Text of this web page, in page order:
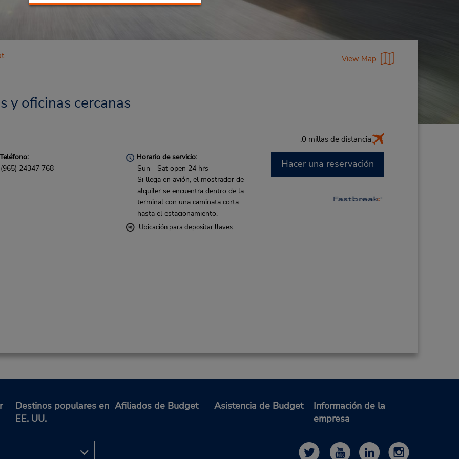
View Map
y oficinas cercanas
.0 millas de distancia
(965) 24347 768
Horario de servicio:
Sun - Sat open 24 hrs
Si llega en avión, el mostrador de
alquiler se encuentra dentro de la
terminal con una caminata corta
hasta el estacionamiento.
Ubicación para depositar llaves
Hacer una reservación
Destinos populares en
EE. UU.
Afiliados de Budget Asistencia de Budget
Información de la
empresa